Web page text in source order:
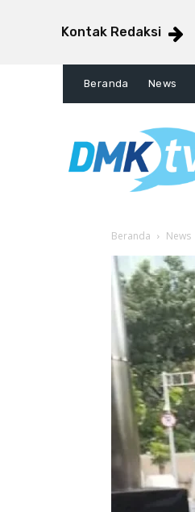
Kontak Redaksi
Beranda News
Beranda News